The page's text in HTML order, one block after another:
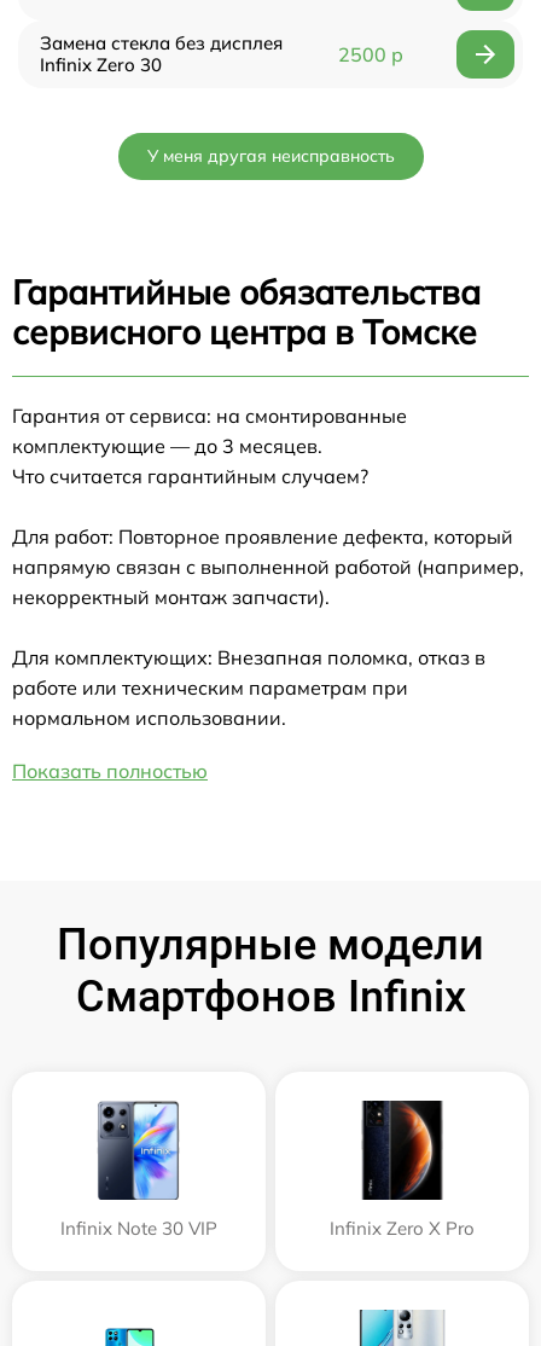
Замена стекла без дисплея
Infinix Zero 30
2500 р
У меня другая неисправность
Гарантийные обязательства
сервисного центра в Томске
Гарантия от сервиса: на смонтированные
комплектующие — до 3 месяцев.
Что считается гарантийным случаем?
Для работ: Повторное проявление дефекта, который
напрямую связан с выполненной работой (например,
некорректный монтаж запчасти).
Для комплектующих: Внезапная поломка, отказ в
работе или техническим параметрам при
нормальном использовании.
Показать полностью
Популярные модели
Смартфонов Infinix
Infinix Note 30 VIP Infinix Zero X Pro